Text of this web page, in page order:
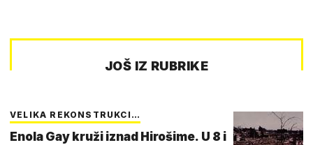
JOŠ IZ RUBRIKE
VELIKA REKONSTRUKCI…
Enola Gay kruži iznad Hirošime. U 8 i